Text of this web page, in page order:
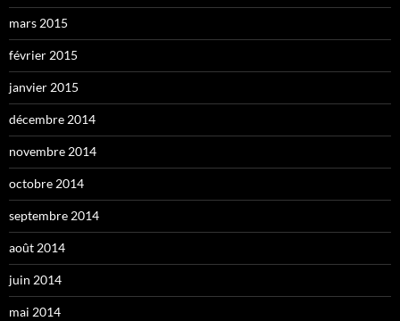
mars 2015
février 2015
janvier 2015
décembre 2014
novembre 2014
octobre 2014
septembre 2014
août 2014
juin 2014
mai 2014